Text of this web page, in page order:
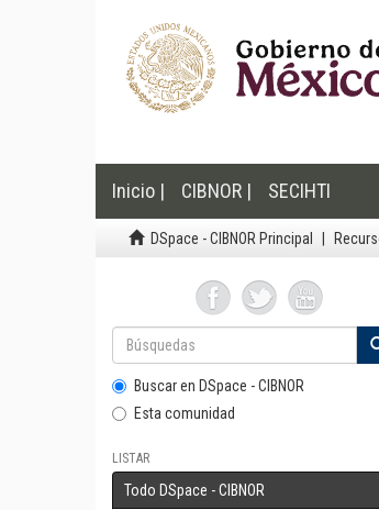
Inicio | CIBNOR | SECIHTI
DSpace - CIBNOR Principal
Buscar en DSpace - CIBNOR
Esta comunidad
LISTAR
Todo DSpace - CIBNOR